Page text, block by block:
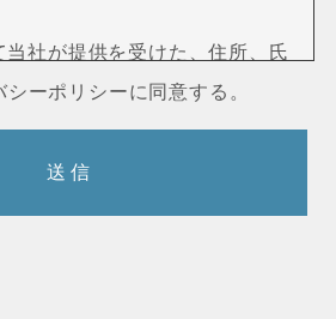
当社が提供を受けた、住所、氏
mail アドレス等、特定の個人
ついて
シーポリシーに同意する。